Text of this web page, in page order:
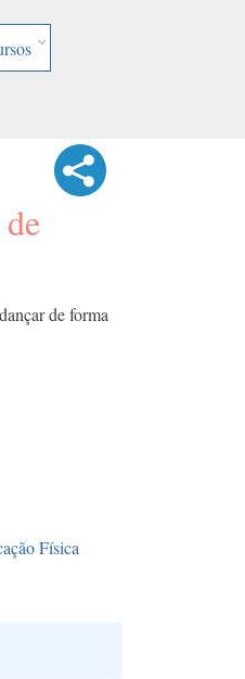
de forma
Física